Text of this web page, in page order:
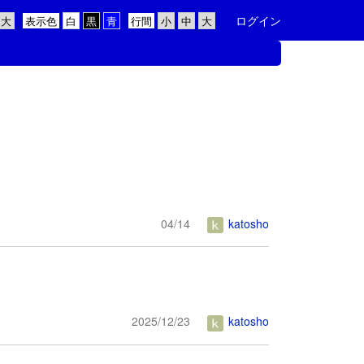
行間
表示色
ログイン
04/14
katosho
2025/12/23
katosho